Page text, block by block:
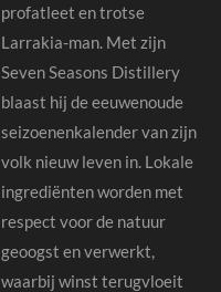
profatleet en trotse
Larrakia-man. Met zijn
Seven Seasons Distillery
blaast hij de eeuwenoude
seizoenenkalender van zijn
volk nieuw leven in. Lokale
ingrediënten worden met
respect voor de natuur
geoogst en verwerkt,
waarbij winst terugvloeit